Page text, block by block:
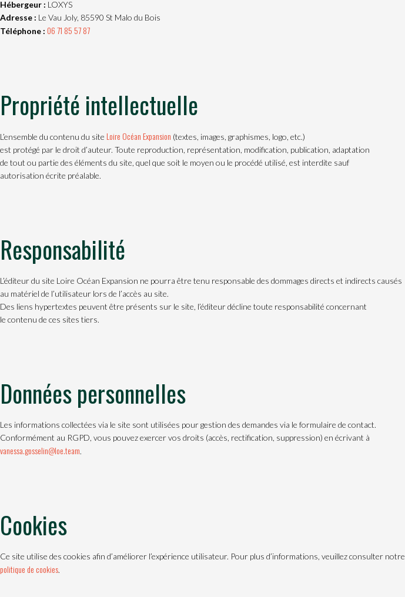
Hébergeur : LOXYS
Adresse : Le Vau Joly, 85590 St Malo du Bois
Téléphone : 06 71 85 57 87
Propriété intellectuelle
L’ensemble du contenu du site Loire Océan Expansion (textes, images, graphismes, logo, etc.)
est protégé par le droit d’auteur. Toute reproduction, représentation, modification, publication, adaptation
de tout ou partie des éléments du site, quel que soit le moyen ou le procédé utilisé, est interdite sauf
autorisation écrite préalable.
Responsabilité
L’éditeur du site Loire Océan Expansion ne pourra être tenu responsable des dommages directs et indirects causés
au matériel de l’utilisateur lors de l’accès au site.
Des liens hypertextes peuvent être présents sur le site, l’éditeur décline toute responsabilité concernant
le contenu de ces sites tiers.
Données personnelles
Les informations collectées via le site sont utilisées pour gestion des demandes via le formulaire de contact.
Conformément au RGPD, vous pouvez exercer vos droits (accès, rectification, suppression) en écrivant à
vanessa.gosselin@loe.team.
Cookies
Ce site utilise des cookies afin d’améliorer l’expérience utilisateur. Pour plus d’informations, veuillez consulter notre
politique de cookies.